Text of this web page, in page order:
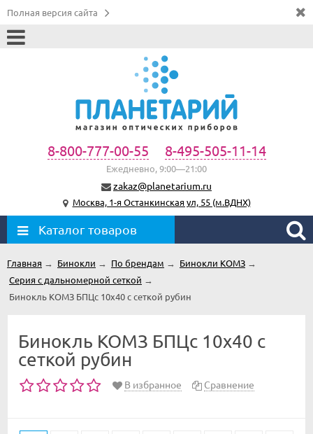
Полная версия сайта
8-800-777-00-55 8-495-505-11-14
Ежедневно, 9:00—21:00
zakaz@planetarium.ru
Москва, 1-я Останкинская ул, 55 (м.ВДНХ)
Каталог товаров
Главная → Бинокли → По брендам → Бинокли КОМЗ →
Серия с дальномерной сеткой →
Бинокль КОМЗ БПЦc 10х40 с сеткой рубин
Бинокль КОМЗ БПЦc 10х40 с
сеткой рубин
В избранное Сравнение